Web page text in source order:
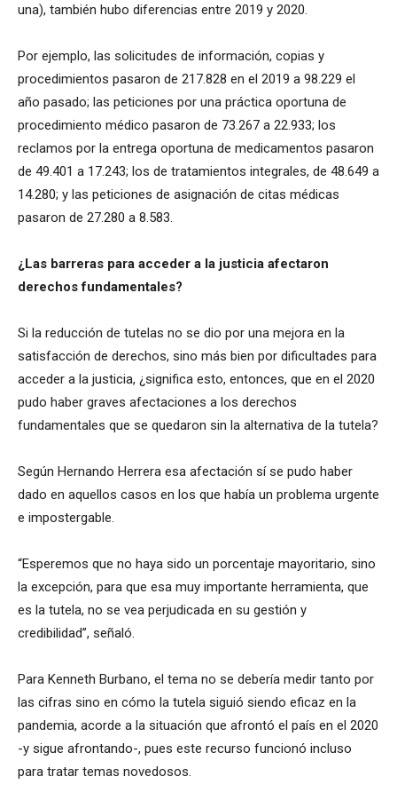
una), también hubo diferencias entre 2019 y 2020.
Por ejemplo, las solicitudes de información, copias y
procedimientos pasaron de 217.828 en el 2019 a 98.229 el
año pasado; las peticiones por una práctica oportuna de
procedimiento médico pasaron de 73.267 a 22.933; los
reclamos por la entrega oportuna de medicamentos pasaron
de 49.401 a 17.243; los de tratamientos integrales, de 48.649 a
14.280; y las peticiones de asignación de citas médicas
pasaron de 27.280 a 8.583.
¿Las barreras para acceder a la justicia afectaron
derechos fundamentales?
Si la reducción de tutelas no se dio por una mejora en la
satisfacción de derechos, sino más bien por dificultades para
acceder a la justicia, ¿significa esto, entonces, que en el 2020
pudo haber graves afectaciones a los derechos
fundamentales que se quedaron sin la alternativa de la tutela?
Según Hernando Herrera esa afectación sí se pudo haber
dado en aquellos casos en los que había un problema urgente
e impostergable.
“Esperemos que no haya sido un porcentaje mayoritario, sino
la excepción, para que esa muy importante herramienta, que
es la tutela, no se vea perjudicada en su gestión y
credibilidad”, señaló.
Para Kenneth Burbano, el tema no se debería medir tanto por
las cifras sino en cómo la tutela siguió siendo eficaz en la
pandemia, acorde a la situación que afrontó el país en el 2020
-y sigue afrontando-, pues este recurso funcionó incluso
para tratar temas novedosos.